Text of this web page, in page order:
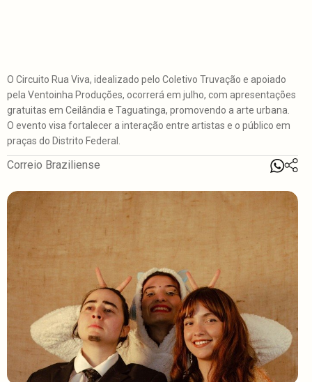
O Circuito Rua Viva, idealizado pelo Coletivo Truvação e apoiado
pela Ventoinha Produções, ocorrerá em julho, com apresentações
gratuitas em Ceilândia e Taguatinga, promovendo a arte urbana.
O evento visa fortalecer a interação entre artistas e o público em
praças do Distrito Federal.
Correio Braziliense